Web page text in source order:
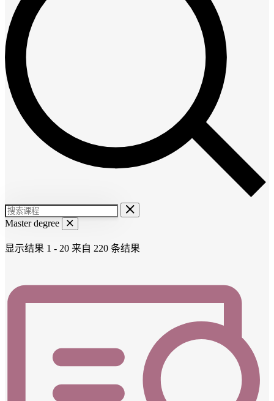
Master degree
显示结果 1 - 20 来自 220 条结果